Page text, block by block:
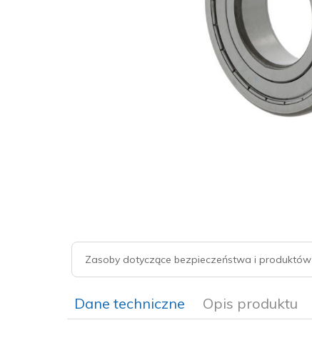
Zasoby dotyczące bezpieczeństwa i produktów
Dane techniczne Opis produktu